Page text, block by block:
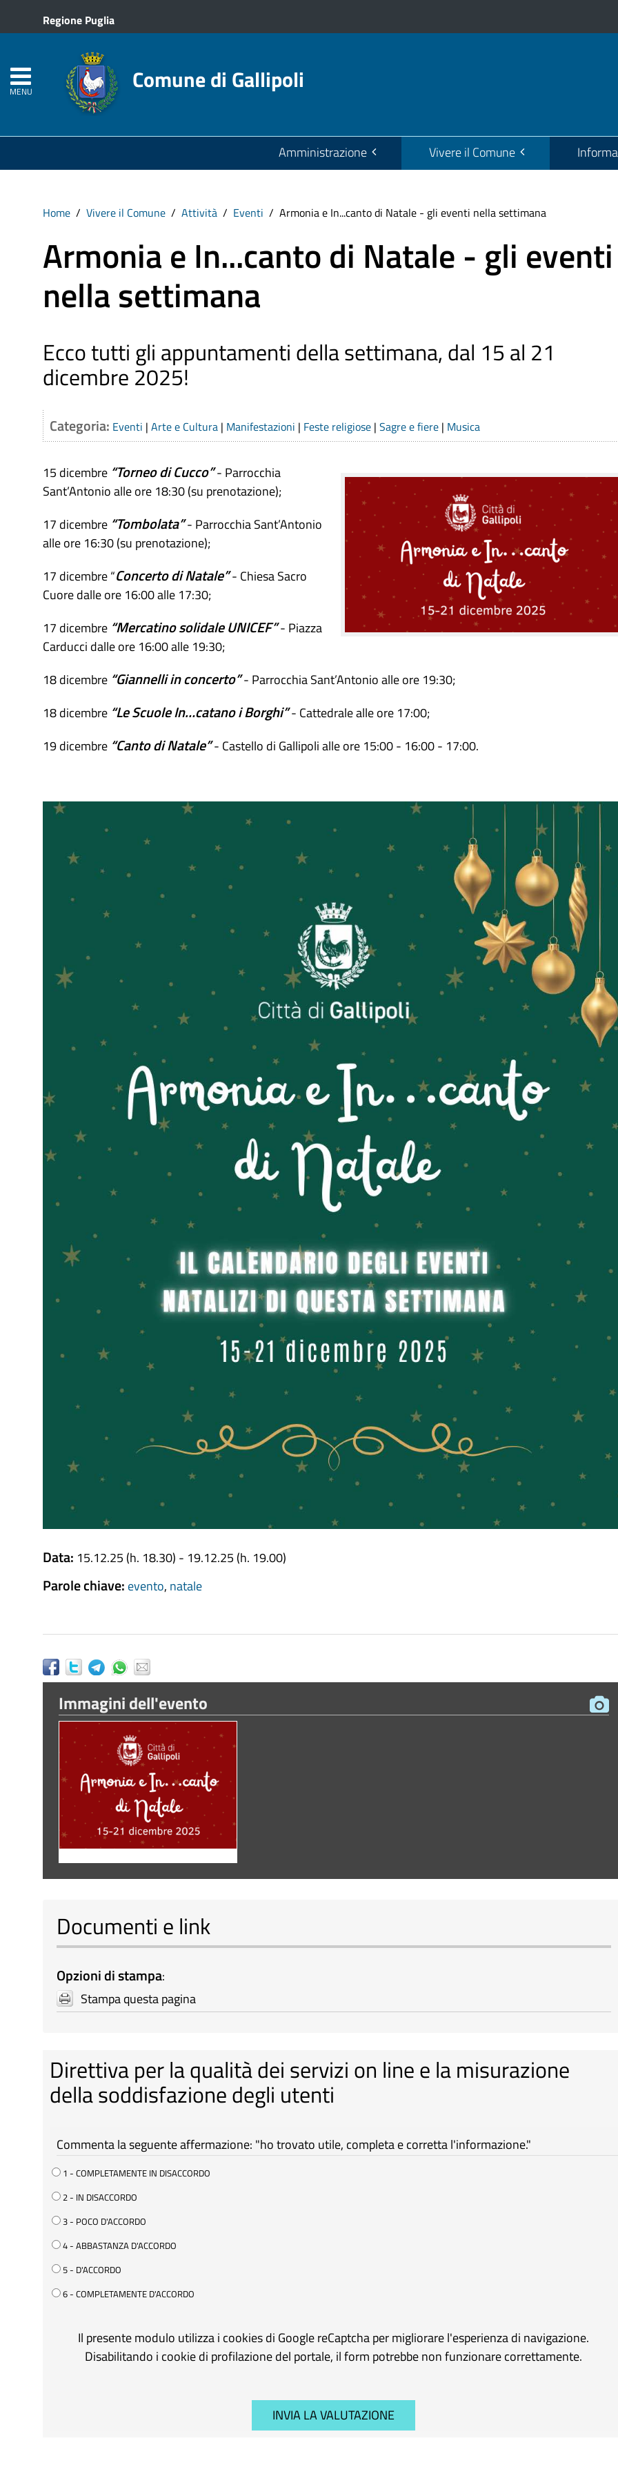
Regione Puglia
MENU Comune di Gallipoli
Amministrazione Vivere il Comune
Home Vivere il Comune Attività Eventi Armonia e In...canto di Natale - gli eventi nella settimana
Armonia e In...canto di Natale - gli eventi
nella settimana
Ecco tutti gli appuntamenti della settimana, dal 15 al 21
dicembre 2025!
Categoria: Eventi | Arte e Cultura | Manifestazioni | Feste religiose | Sagre e fiere | Musica
15 dicembre “Torneo di Cucco”- Parrocchia
Sant’Antonio alle ore 18:30 (su prenotazione);
17 dicembre “Tombolata”- Parrocchia Sant’Antonio
alle ore 16:30 (su prenotazione);
17 dicembre “Concerto di Natale”- Chiesa Sacro
Cuore dalle ore 16:00 alle 17:30;
17 dicembre “Mercatino solidale UNICEF”- Piazza
Carducci dalle ore 16:00 alle 19:30;
18 dicembre “Giannelli in concerto”- Parrocchia Sant’Antonio alle ore 19:30;
18 dicembre “Le Scuole In…catano i Borghi”- Cattedrale alle ore 17:00;
19 dicembre “Canto di Natale”- Castello di Gallipoli alle ore 15:00 - 16:00 - 17:00.
Data: 15.12.25 (h. 18.30) - 19.12.25 (h. 19.00)
Parole chiave: evento, natale
Immagini dell'evento
Documenti e link
Opzioni di stampa:
Stampa questa pagina
Direttiva per la qualità dei servizi on line e la misurazione
della soddisfazione degli utenti
Commenta la seguente affermazione: "ho trovato utile, completa e corretta l'informazione."
1 - COMPLETAMENTE IN DISACCORDO
2 - IN DISACCORDO
3 - POCO D'ACCORDO
4 - ABBASTANZA D'ACCORDO
5 - D'ACCORDO
6 - COMPLETAMENTE D'ACCORDO
Il presente modulo utilizza i cookies di Google reCaptcha per migliorare l'esperienza di navigazione.
Disabilitando i cookie di profilazione del portale, il form potrebbe non funzionare correttamente.